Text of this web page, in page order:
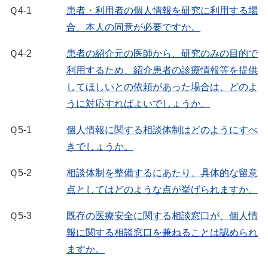
Ｑ4-1
患者・利用者の個人情報を研究に利用する場
合、本人の同意が必要ですか。
Ｑ4-2
患者の紹介元の医師から、研究のみの目的で
利用するため、紹介患者の診療情報等を提供
してほしいとの依頼があった場合は、どのよ
うに対応すればよいでしょうか。
Ｑ5-1
個人情報に関する相談体制はどのようにすべ
きでしょうか。
Ｑ5-2
相談体制を整備するにあたり、具体的な留意
点としてはどのような点が挙げられますか。
Ｑ5-3
既存の医療安全に関する相談窓口が、個人情
報に関する相談窓口を兼ねることは認められ
ますか。